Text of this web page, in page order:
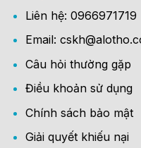
Liên hệ: 0966971719
Email:
Câu hỏi thường gặp
Điều khoản sử dụng
Chính sách bảo mật
Giải quyết khiếu nại